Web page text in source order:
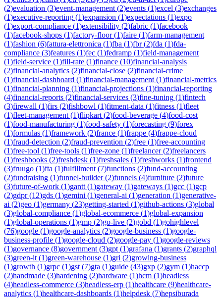
(2)evaluation (3)event-management (2)events (1)excel (3)exchanges
(1)executive-reporting (1)expansion (1)expectations (1)expo
(1)export-compliance (1)extensibility (2)fabric (1)facebook
(1)facebook-shops (1)factory-floor(1)faire (1)farm-management
(1)fashion (6)fattura-elettronica (1)fba (1)fbr(2)fda (1)fda-
compliance (3)features (1)fec (1)fedramp (1)field-management
(1)field-service (1)fill-rate (1)finance (10)financial-analysis
(2)financial-analytics (2)financial-close (2)financial-crime
(1)financial-dashboard (1)financial-management (1)financial-metrics
(1)financial-planning (1)financial-projections (1)financial-reporting
(4)financial-reports (2)financial-services (3)fine-tuning (1)fintech
(3)firewall (1)firs (2)fishbowl (1)fitment-data (1)fitness (1)fleet
(1)fleet-management (1)flipkart (2)food-beverage (4)food-cost
(1)food-manufacturing (1)food-safety (1)forecasting (9)forex
(1)formulas (1)framework (2)france (1)frappe (4)frappe-cloud
(1)fraud-detection (2)fraud-prevention (2)free (1)free-accounting
(1)free-tool (1)free-tools (1)free-zone (1)freelancer(2)freelancers
(1)freshbooks (2)freshdesk (1)freshsales (1)freshworks (1)frontend
(3)fruugo (1)fta (1)fulfillment (7)functions (2)fund-accounting
(2)fundraising (1)funnel-builder(2)funnels (4)furniture (2)future
(3)future-of-work (1)gantt (1)gateway (1)gateways (1)gcc (1)gcp
(2)gdpr(12)gds (1)gemini (1)general-ai (1)generation (1)generative-
ai (2)geo (1)germany (23)getting-started (1)github-actions (3)global
(3)global-compliance (1)global-ecommerce (1)global-expansion
(1)global-operations (1)gmp (2)go-live (2)gobd (1)gohighlevel
(76)google (1)google-analytics (2)google-business (1)google-
business-profile (1)google-cloud (2)google-pay (1)google-reviews
(1)governance (8)government (3)gpt (1)grafana (1)grants (2)graphql
(3)green-it (1)green-warehouse (1)gri (2)growing-business
(1)growth (1)grpc (1)gst (7)gta (1)guide (43)gxp (2)gym (1)haccp
(2)handmade (3)hardening (2)hardware (1)hcm (1)headless
(4)headless-commerce (3)headless-erp (1)healthcare (9)healthcare-
analytics (1)healthcare-dashboards (1)helpdesk (7)hepsiburada